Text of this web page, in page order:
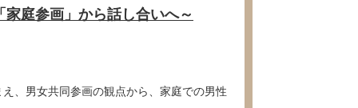
庭参画」から話し合いへ～
、男女共同参画の観点から、家庭での男性